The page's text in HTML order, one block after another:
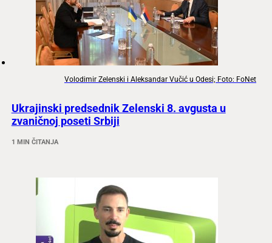
Volodimir Zelenski i Aleksandar Vučić u Odesi; Foto: FoNet
Ukrajinski predsednik Zelenski 8. avgusta u
zvaničnoj poseti Srbiji
1 MIN ČITANJA